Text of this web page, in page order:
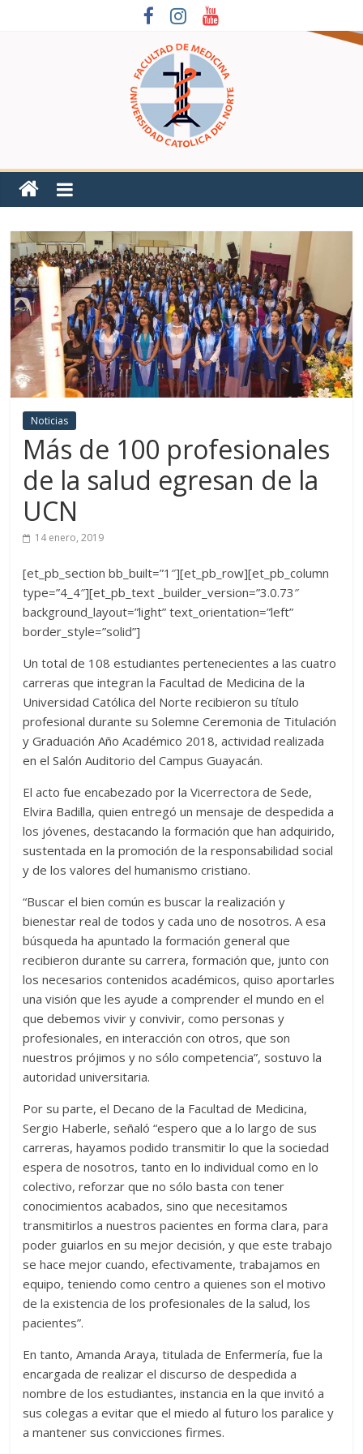
Noticias
Más de 100 profesionales
de la salud egresan de la
UCN
14 enero, 2019
[et_pb_section bb_built=”1″][et_pb_row][et_pb_column
type=”4_4″][et_pb_text _builder_version=”3.0.73″
background_layout=”light” text_orientation=”left”
border_style=”solid”]
Un total de 108 estudiantes pertenecientes a las cuatro
carreras que integran la Facultad de Medicina de la
Universidad Católica del Norte recibieron su título
profesional durante su Solemne Ceremonia de Titulación
y Graduación Año Académico 2018, actividad realizada
en el Salón Auditorio del Campus Guayacán.
El acto fue encabezado por la Vicerrectora de Sede,
Elvira Badilla, quien entregó un mensaje de despedida a
los jóvenes, destacando la formación que han adquirido,
sustentada en la promoción de la responsabilidad social
y de los valores del humanismo cristiano.
“Buscar el bien común es buscar la realización y
bienestar real de todos y cada uno de nosotros. A esa
búsqueda ha apuntado la formación general que
recibieron durante su carrera, formación que, junto con
los necesarios contenidos académicos, quiso aportarles
una visión que les ayude a comprender el mundo en el
que debemos vivir y convivir, como personas y
profesionales, en interacción con otros, que son
nuestros prójimos y no sólo competencia”, sostuvo la
autoridad universitaria.
Por su parte, el Decano de la Facultad de Medicina,
Sergio Haberle, señaló “espero que a lo largo de sus
carreras, hayamos podido transmitir lo que la sociedad
espera de nosotros, tanto en lo individual como en lo
colectivo, reforzar que no sólo basta con tener
conocimientos acabados, sino que necesitamos
transmitirlos a nuestros pacientes en forma clara, para
poder guiarlos en su mejor decisión, y que este trabajo
se hace mejor cuando, efectivamente, trabajamos en
equipo, teniendo como centro a quienes son el motivo
de la existencia de los profesionales de la salud, los
pacientes”.
En tanto, Amanda Araya, titulada de Enfermería, fue la
encargada de realizar el discurso de despedida a
nombre de los estudiantes, instancia en la que invitó a
sus colegas a evitar que el miedo al futuro los paralice y
a mantener sus convicciones firmes.